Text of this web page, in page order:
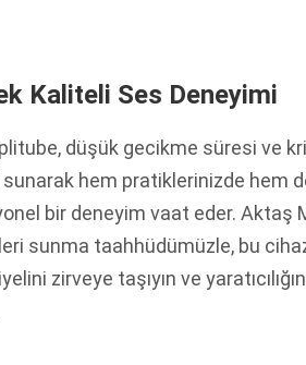
Kaliteli Ses Deneyimi
düşük gecikme süresi ve
hem pratiklerinizde hem
bir deneyim vaat eder. Aktaş
sunma taahhüdümüzle, bu
zirveye taşıyın ve